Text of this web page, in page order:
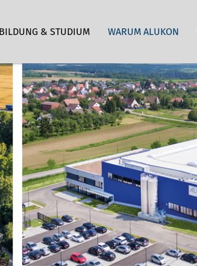
& STUDIUM WARUM ALUKON